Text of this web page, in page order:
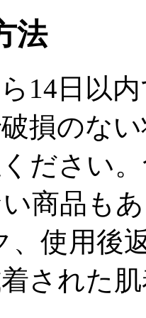
法
14日以
損のな
ださい
商品も
、使用後
された